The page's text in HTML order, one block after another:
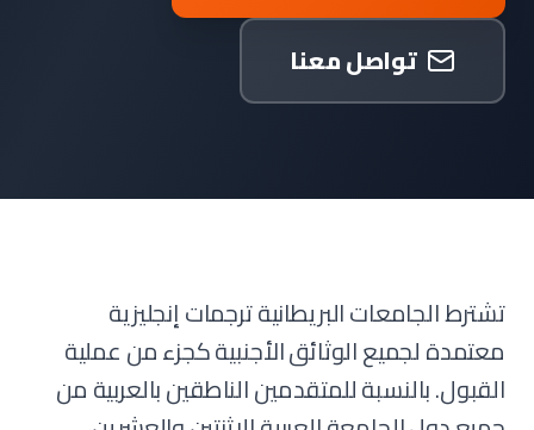
تواصل معنا
تشترط الجامعات البريطانية ترجمات إنجليزية
معتمدة لجميع الوثائق الأجنبية كجزء من عملية
القبول. بالنسبة للمتقدمين الناطقين بالعربية من